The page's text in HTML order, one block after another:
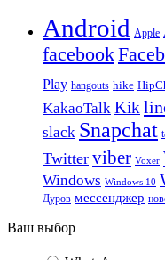
Android Apple
facebook
Play hangouts hike
KakaoTalk Kik
slack Snapchat
Twitter viber Voxer
Windows Windows 10
Дуров мессенджер
Ваш выбор